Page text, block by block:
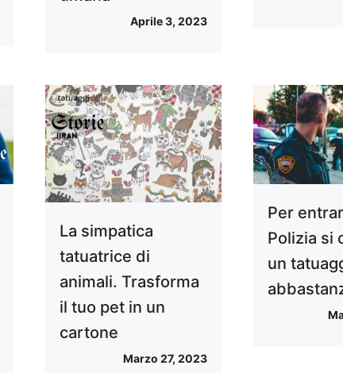
Aprile 3, 2023
La simpatica
tatuatrice di
animali. Trasforma
il tuo pet in un
cartone
Marzo 27, 2023
Per
Polizia si
un